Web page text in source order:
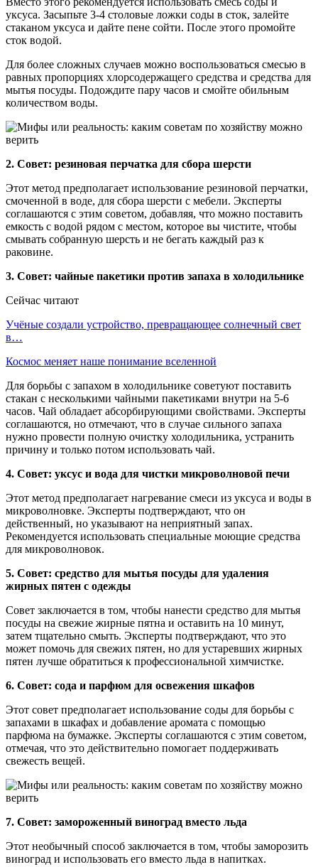
уксуса. Засыпьте 3-4 столовые ложки соды в сток, залейте
стаканом уксуса и дайте пене сойти. После этого промойте
сток водой.
Для более сложных случаев можно воспользоваться смесью в
равных пропорциях хлорсодержащего средства и средства для
мытья посуды. Подождите пару часов и смойте обильным
количеством воды.
2. Совет: резиновая перчатка для сбора шерсти
Этот метод предполагает использование резиновой перчатки,
смоченной в воде, для сбора шерсти с мебели. Эксперты
соглашаются с этим советом, добавляя, что можно поставить
емкость с водой рядом с местом, которое вы чистите, чтобы
смывать собранную шерсть и не бегать каждый раз к
раковине.
3. Совет: чайные пакетики против запаха в холодильнике
Сейчас читают
Учёные создали устройство, превращающее солнечный свет
в…
Космос меняет наше понимание вселенной
Для борьбы с запахом в холодильнике советуют поставить
стакан с несколькими чайными пакетиками внутри на 5-6
часов. Чай обладает абсорбирующими свойствами. Эксперты
соглашаются, но отмечают, что в случае сильного запаха
нужно провести полную очистку холодильника, устранить
причину и только потом использовать чай.
4. Совет: уксус и вода для чистки микроволновой печи
Этот метод предполагает нагревание смеси из уксуса и воды в
микроволновке. Эксперты подтверждают, что он
действенный, но указывают на неприятный запах.
Рекомендуется использовать специальные моющие средства
для микроволновок.
5. Совет: средство для мытья посуды для удаления
жирных пятен с одежды
Совет заключается в том, чтобы нанести средство для мытья
посуды на свежие жирные пятна и оставить на 10 минут,
затем тщательно смыть. Эксперты подтверждают, что это
может помочь для свежих пятен, но для устаревших жирных
пятен лучше обратиться к профессиональной химчистке.
6. Совет: сода и парфюм для освежения шкафов
Этот совет предполагает использование соды для борьбы с
запахами в шкафах и добавление аромата с помощью
парфюма на бумажке. Эксперты соглашаются с этим советом,
отмечая, что это действительно помогает поддерживать
свежесть вещей.
7. Совет: замороженный виноград вместо льда
Этот необычный способ заключается в том, чтобы заморозить
виноград и использовать его вместо льда в напитках.